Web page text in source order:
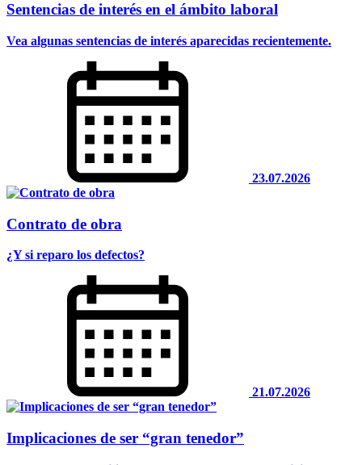
Sentencias de interés en el ámbito laboral
Vea algunas sentencias de interés aparecidas recientemente.
23.07.2026
Contrato de obra
¿Y si reparo los defectos?
21.07.2026
Implicaciones de ser “gran tenedor”